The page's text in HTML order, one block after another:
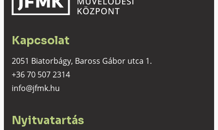
Kapcsolat
2051 Biatorbágy, Baross Gábor utca 1.
+36 70 507 2314
info@jfmk.hu
Nyitvatartás